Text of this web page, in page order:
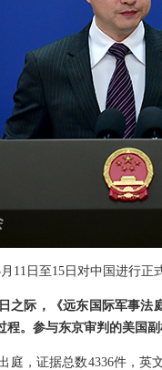
11日至15日对中国进行正
之际，《远东国际军事
。参与东京审判的美国
庭，证据总数4336件，